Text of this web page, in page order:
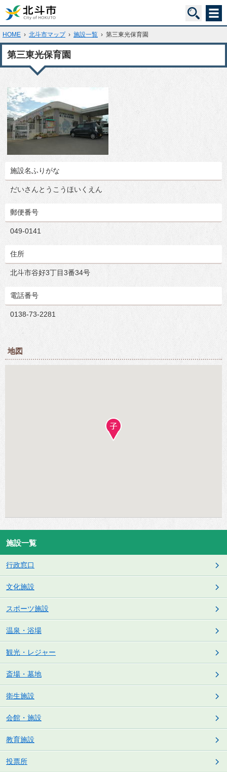
HOME › 北斗市マップ › 施設一覧 › 第三東光保育園
第三東光保育園
施設名ふりがな
だいさんとうこうほいくえん
郵便番号
049-0141
住所
北斗市谷好3丁目3番34号
電話番号
0138-73-2281
地図
施設一覧
行政窓口
文化施設
スポーツ施設
温泉・浴場
観光・レジャー
斎場・墓地
衛生施設
会館・施設
教育施設
投票所